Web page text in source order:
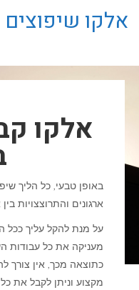
אלקו שיפוצים
אלקו
באופן טבעי, כל הליך
ארגונים והתרוצצויות
על מנת להקל עליך ככל
מעניקה את כל עבודות
כתוצאה מכך, אין צורך
מקצוע וניתן לקבל את